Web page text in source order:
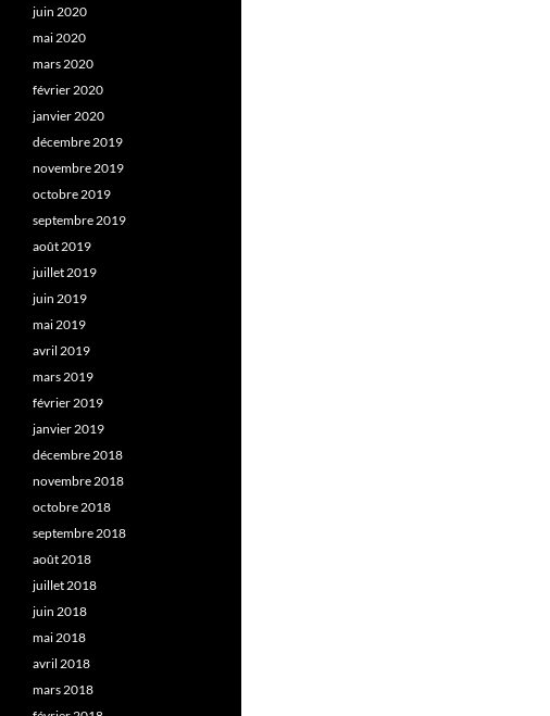
juin 2020
mai 2020
mars 2020
février 2020
janvier 2020
décembre 2019
novembre 2019
octobre 2019
septembre 2019
août 2019
juillet 2019
juin 2019
mai 2019
avril 2019
mars 2019
février 2019
janvier 2019
décembre 2018
novembre 2018
octobre 2018
septembre 2018
août 2018
juillet 2018
juin 2018
mai 2018
avril 2018
mars 2018